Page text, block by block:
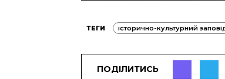
ТЕГИ історично-культурний
ПОДІЛИТИСЬ